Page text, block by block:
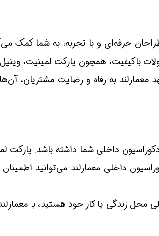
حرفه‌ای و با تجربه، به شما کمک
باکیفیت، همچون پارکت لمینیت،
به رفاه و رضایت مشتریان،
داخلی شما داشته باشد. پارکت
داخلی معمارلند می‌توانید اطمینان
محل زندگی یا کار خود هستید، با